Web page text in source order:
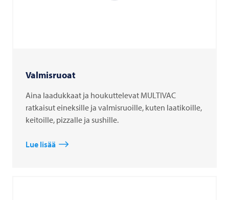
Valmisruoat
Aina laadukkaat ja houkuttelevat MULTIVAC
ratkaisut eineksille ja valmisruoille, kuten laatikoille,
keitoille, pizzalle ja sushille.
Lue lisää